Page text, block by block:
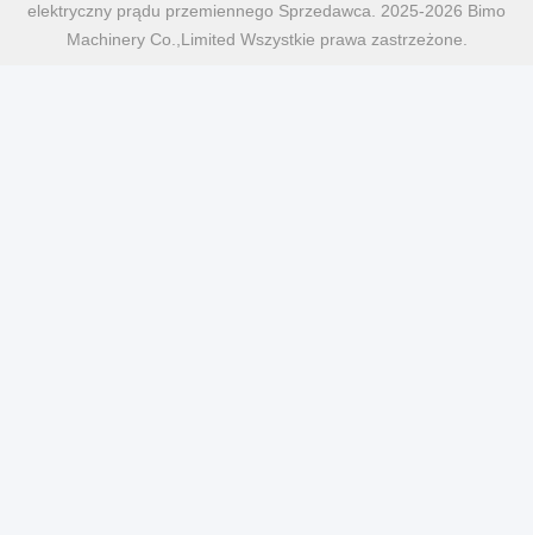
elektryczny prądu przemiennego Sprzedawca. 2025-2026 Bimo
Machinery Co.,Limited Wszystkie prawa zastrzeżone.